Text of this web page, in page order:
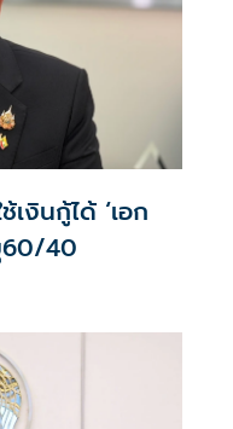
งินกู้ได้ ‘เอก
60/40